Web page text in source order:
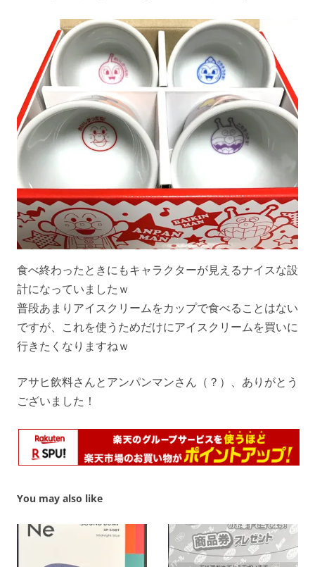
食べ終わったときにもキャラクターが見えるナイスな設
計になっていましたｗ
普段あまりアイスクリームをカップで食べることはない
ですが、これを使うためだけにアイスクリームを買いに
行きたくなりますねｗ
アサヒ飲料さんとアンパンマンさん（？）、ありがとう
ございました！
You may also like